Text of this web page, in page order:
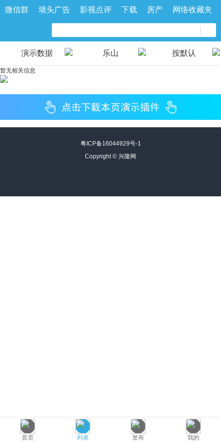
微信群 墙头广告 影视点评 下载 房产 网络收藏夹
演示数据 乐山 按默认
暂无相关信息
首页 列表 发布 我的
粤ICP备16044929号-1
Copyright © 兴隆网